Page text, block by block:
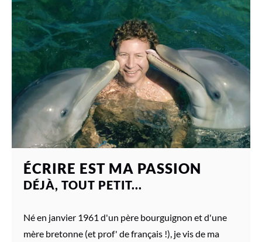
ÉCRIRE EST MA PASSION
DÉJÀ, TOUT PETIT...
Né en janvier 1961 d'un père bourguignon et d'une
mère bretonne (et prof' de français !), je vis de ma